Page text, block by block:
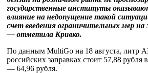
государственные институты
влияние на недопущение такой
счет введения ограничительных мер на
— отметила Кривко.
По данным MultiGo на 18 августа, литр
российских заправках стоит 57,88
— 64,96 рубля.